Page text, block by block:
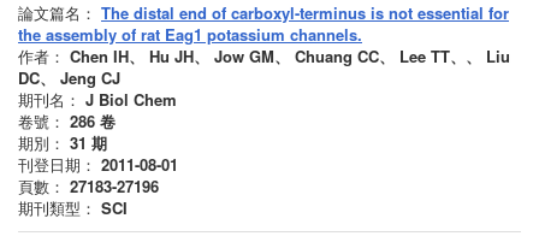
論文篇名： The distal end of carboxyl-terminus is not essential for
the assembly of rat Eag1 potassium channels.
作者： Chen IH、 Hu JH、 Jow GM、 Chuang CC、 Lee TT、、 Liu
DC、 Jeng CJ
期刊名： J Biol Chem
卷號： 286 卷
期別： 31 期
刊登日期： 2011-08-01
頁數： 27183-27196
期刊類型： SCI